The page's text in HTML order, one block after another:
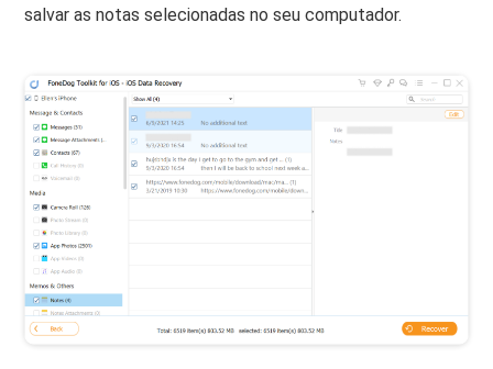
salvar as notas selecionadas no seu computador.